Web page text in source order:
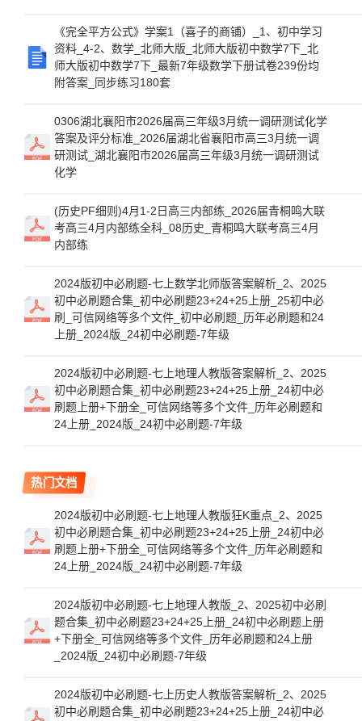
《完全平方公式》学案1（喜子的商铺）_1、初中学习
资料_4-2、数学_北师大版_北师大版初中数学7下_北
师大版初中数学7下_最新7年级数学下册试卷239份均
附答案_同步练习180套
0306湖北襄阳市2026届高三年级3月统一调研测试化学
答案及评分标准_2026届湖北省襄阳市高三3月统一调
研测试_湖北襄阳市2026届高三年级3月统一调研测试
化学
(历史PF细则)4月1-2日高三内部练_2026届青桐鸣大联
考高三4月内部练全科_08历史_青桐鸣大联考高三4月
内部练
2024版初中必刷题-七上数学北师版答案解析_2、2025
初中必刷题合集_初中必刷题23+24+25上册_25初中必
刷_可信网络等多个文件_初中必刷题_历年必刷题和24
上册_2024版_24初中必刷题-7年级
2024版初中必刷题-七上地理人教版答案解析_2、2025
初中必刷题合集_初中必刷题23+24+25上册_24初中必
刷题上册+下册全_可信网络等多个文件_历年必刷题和
24上册_2024版_24初中必刷题-7年级
热门文档
2024版初中必刷题-七上地理人教版狂K重点_2、2025
初中必刷题合集_初中必刷题23+24+25上册_24初中必
刷题上册+下册全_可信网络等多个文件_历年必刷题和
24上册_2024版_24初中必刷题-7年级
2024版初中必刷题-七上地理人教版_2、2025初中必刷
题合集_初中必刷题23+24+25上册_24初中必刷题上册
+下册全_可信网络等多个文件_历年必刷题和24上册
_2024版_24初中必刷题-7年级
2024版初中必刷题-七上历史人教版答案解析_2、2025
初中必刷题合集_初中必刷题23+24+25上册_24初中必